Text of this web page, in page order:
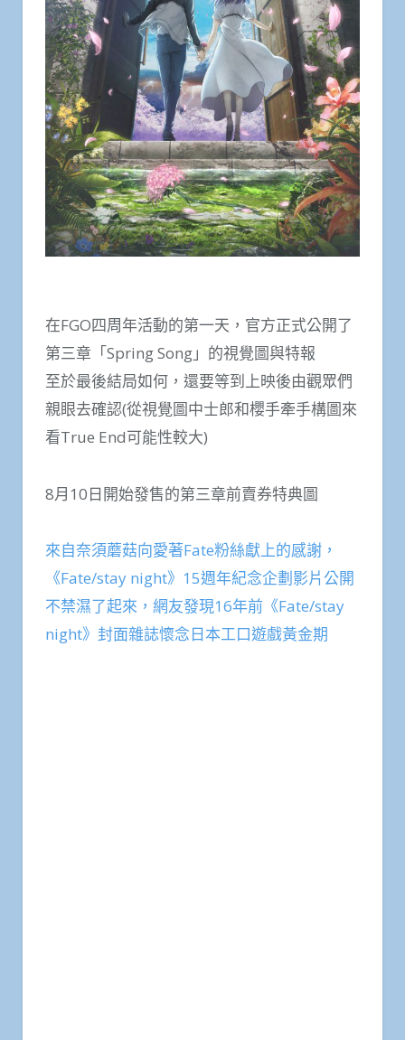
在FGO四周年活動的第一天，官方正式公開了
第三章「Spring Song」的視覺圖與特報
至於最後結局如何，還要等到上映後由觀眾們
親眼去確認(從視覺圖中士郎和櫻手牽手構圖來
看True End可能性較大)
8月10日開始發售的第三章前賣券特典圖
來自奈須蘑菇向愛著Fate粉絲獻上的感謝，
《Fate/stay night》15週年紀念企劃影片公開
不禁濕了起來，網友發現16年前《Fate/stay
night》封面雜誌懷念日本工口遊戲黃金期